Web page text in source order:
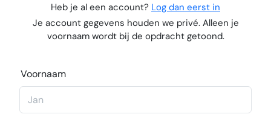
Heb je al een account? Log dan eerst in
Je account gegevens houden we privé. Alleen je
voornaam wordt bij de opdracht getoond.
Voornaam